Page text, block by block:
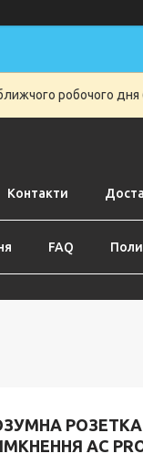
робочого дня
Контакти
FAQ
РОЗЕТКА
AC